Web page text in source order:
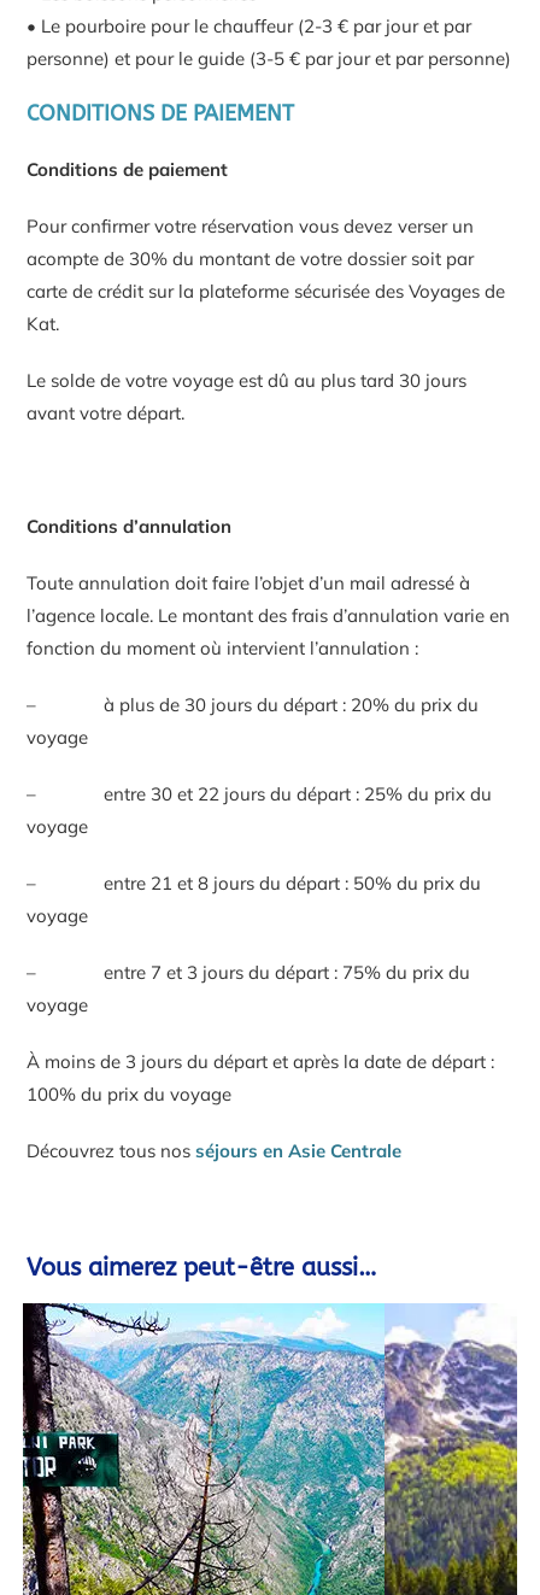
• Le pourboire pour le chauffeur (2-3 € par jour et par
personne) et pour le guide (3-5 € par jour et par personne)
CONDITIONS DE PAIEMENT
Conditions de paiement
Pour confirmer votre réservation vous devez verser un
acompte de 30% du montant de votre dossier soit par
carte de crédit sur la plateforme sécurisée des Voyages de
Kat.
Le solde de votre voyage est dû au plus tard 30 jours
avant votre départ.
Conditions d’annulation
Toute annulation doit faire l’objet d’un mail adressé à
l’agence locale. Le montant des frais d’annulation varie en
fonction du moment où intervient l’annulation :
– à plus de 30 jours du départ : 20% du prix du
voyage
– entre 30 et 22 jours du départ : 25% du prix du
voyage
– entre 21 et 8 jours du départ : 50% du prix du
voyage
– entre 7 et 3 jours du départ : 75% du prix du
voyage
À moins de 3 jours du départ et après la date de départ :
100% du prix du voyage
Découvrez tous nosséjours en Asie Centrale
Vous aimerez peut-être aussi…